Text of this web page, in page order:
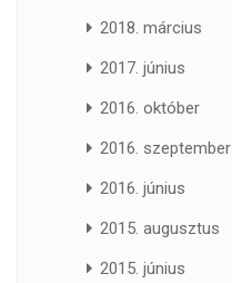
2018. március
2017. június
2016. október
2016. szeptember
2016. június
2015. augusztus
2015. június